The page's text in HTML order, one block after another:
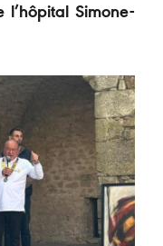
Simone-